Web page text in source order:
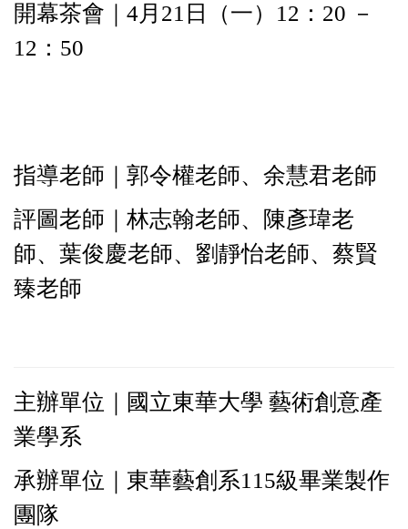
開幕茶會｜4月21日（一）12：20 －
12：50
指導老師｜郭令權老師、余慧君老師
評圖老師｜林志翰老師、陳彥瑋老
師、葉俊慶老師、劉靜怡老師、蔡賢
臻老師
主辦單位｜國立東華大學 藝術創意產
業學系
承辦單位｜東華藝創系115級畢業製作
團隊